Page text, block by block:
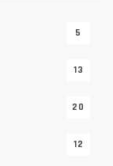
5
13
20
12